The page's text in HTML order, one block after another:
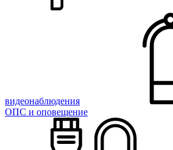
видеонаблюдения
ОПС и оповещение